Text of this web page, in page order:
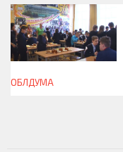
ВЧЕРА, 23:13
ОБЛДУМА